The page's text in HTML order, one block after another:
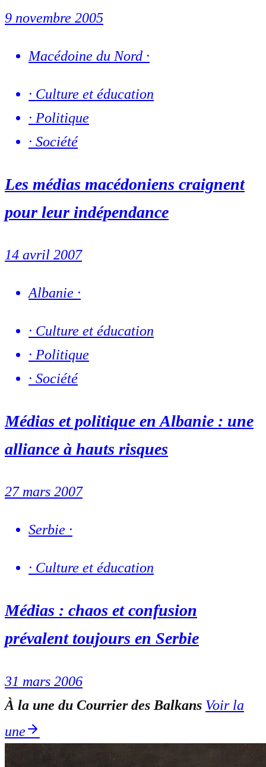
9 novembre 2005
Macédoine du Nord ·
· Culture et éducation
· Politique
· Société
Les médias macédoniens craignent
pour leur indépendance
14 avril 2007
Albanie ·
· Culture et éducation
· Politique
· Société
Médias et politique en Albanie : une
alliance à hauts risques
27 mars 2007
Serbie ·
· Culture et éducation
Médias : chaos et confusion
prévalent toujours en Serbie
31 mars 2006
À la une du Courrier des Balkans Voir la
une